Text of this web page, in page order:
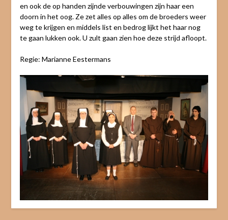
en ook de op handen zijnde verbouwingen zijn haar een
doorn in het oog. Ze zet alles op alles om de broeders weer
weg te krijgen en middels list en bedrog lijkt het haar nog
te gaan lukken ook. U zult gaan zien hoe deze strijd afloopt.
Regie: Marianne Eestermans